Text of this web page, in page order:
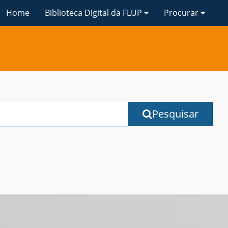
Home Biblioteca Digital da FLUP Procurar
Pesquisar